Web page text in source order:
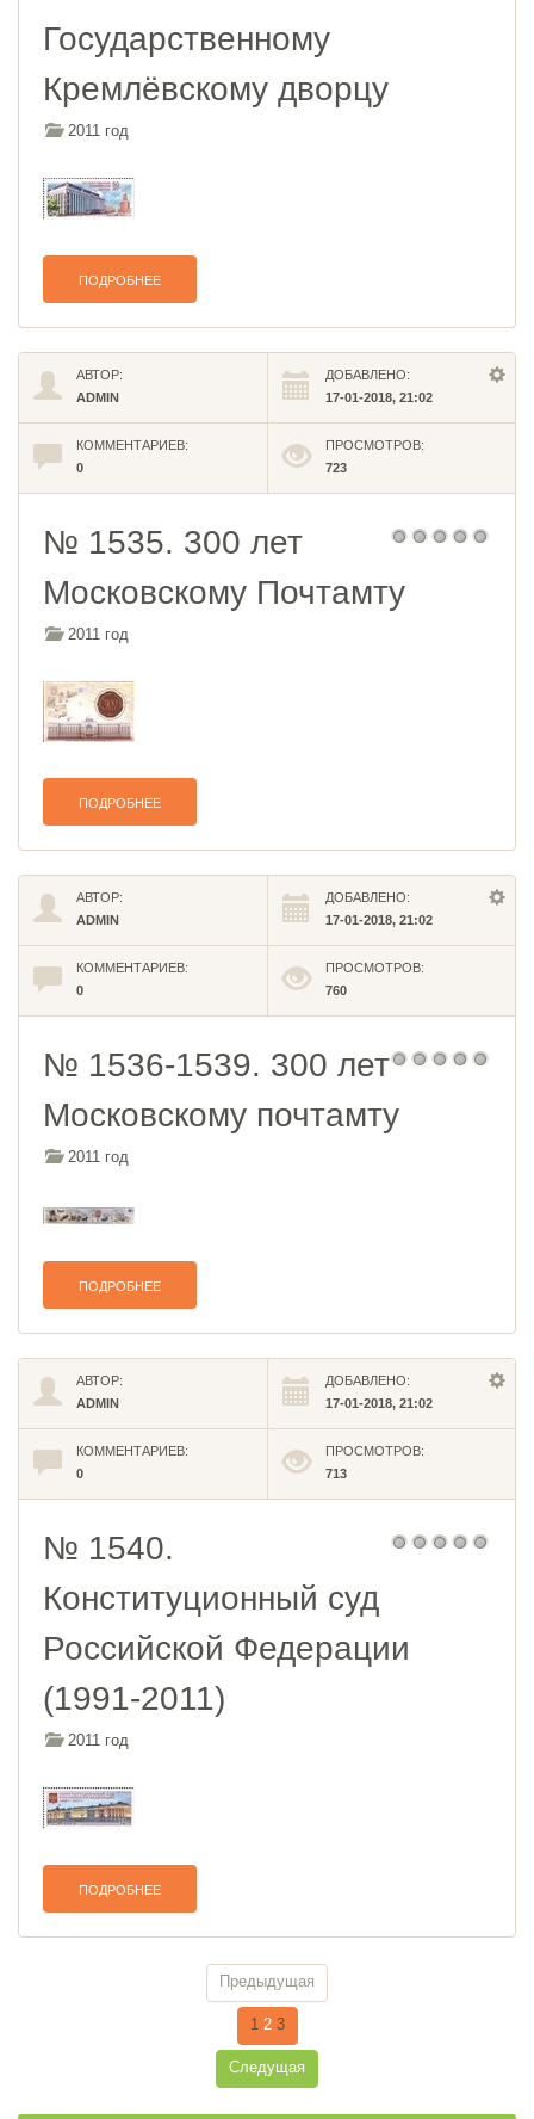
Государственному
Кремлёвскому дворцу
2011 год
ПОДРОБНЕЕ
АВТОР:
ADMIN
ДОБАВЛЕНО:
17-01-2018, 21:02
КОММЕНТАРИЕВ:
0
ПРОСМОТРОВ:
723
№ 1535. 300 лет
Московскому Почтамту
2011 год
ПОДРОБНЕЕ
АВТОР:
ADMIN
ДОБАВЛЕНО:
17-01-2018, 21:02
КОММЕНТАРИЕВ:
0
ПРОСМОТРОВ:
760
№ 1536-1539. 300 лет
Московскому почтамту
2011 год
ПОДРОБНЕЕ
АВТОР:
ADMIN
ДОБАВЛЕНО:
17-01-2018, 21:02
КОММЕНТАРИЕВ:
0
ПРОСМОТРОВ:
713
№ 1540.
Конституционный суд
Российской Федерации
(1991-2011)
2011 год
ПОДРОБНЕЕ
Предыдущая
1 2 3
Следущая